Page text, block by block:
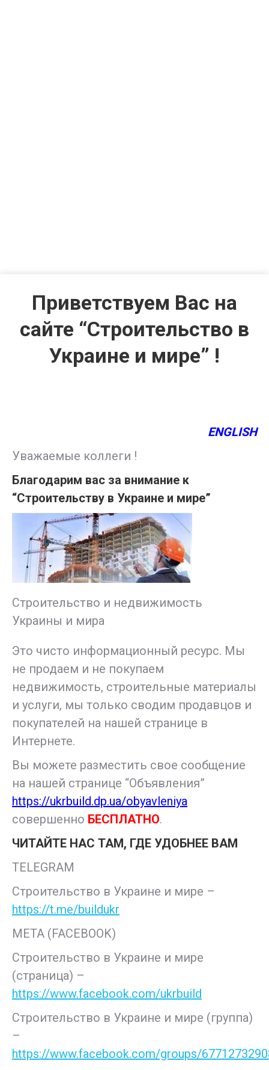
Приветствуем Вас на
сайте “Строительство в
Украине и мире” !
ENGLISH
Уважаемые коллеги !
Благодарим вас за внимание к
“Строительству в Украине и мире”
Строительство и недвижимость
Украины и мира
Это чисто информационный ресурс. Мы
не продаем и не покупаем
недвижимость, строительные материалы
и услуги, мы только сводим продавцов и
покупателей на нашей странице в
Интернете.
Вы можете разместить свое сообщение
на нашей странице “Объявления”
https://ukrbuild.dp.ua/obyavleniya
совершенно БЕСПЛАТНО.
ЧИТАЙТЕ НАС ТАМ, ГДЕ УДОБНЕЕ ВАМ
TELEGRAM
Строительство в Украине и мире –
https://t.me/buildukr
META (FACEBOOK)
Строительство в Украине и мире
(страница) –
https://www.facebook.com/ukrbuild
Строительство в Украине и мире (группа)
–
https://www.facebook.com/groups/